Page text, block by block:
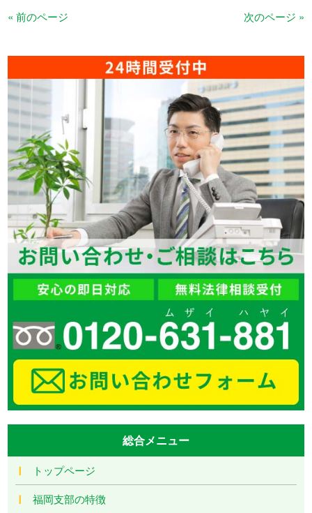
« 前のページ 次のページ »
総合メニュー
トップページ
福岡支部の特徴